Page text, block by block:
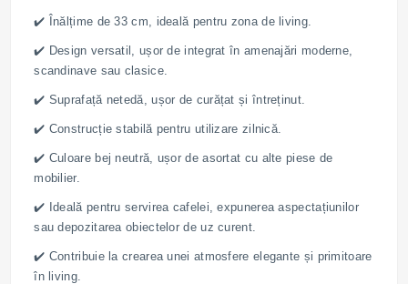
✔️ Înălțime de 33 cm, ideală pentru zona de living.
✔️ Design versatil, ușor de integrat în amenajări moderne,
scandinave sau clasice.
✔️ Suprafață netedă, ușor de curățat și întreținut.
✔️ Construcție stabilă pentru utilizare zilnică.
✔️ Culoare bej neutră, ușor de asortat cu alte piese de
mobilier.
✔️ Ideală pentru servirea cafelei, expunerea aspectațiunilor
sau depozitarea obiectelor de uz curent.
✔️ Contribuie la crearea unei atmosfere elegante și primitoare
în living.